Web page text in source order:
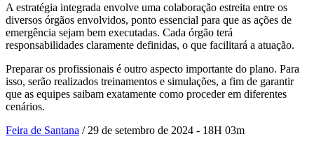
A estratégia integrada envolve uma colaboração estreita entre os
diversos órgãos envolvidos, ponto essencial para que as ações de
emergência sejam bem executadas. Cada órgão terá
responsabilidades claramente definidas, o que facilitará a atuação.
Preparar os profissionais é outro aspecto importante do plano. Para
isso, serão realizados treinamentos e simulações, a fim de garantir
que as equipes saibam exatamente como proceder em diferentes
cenários.
Feira de Santana / 29 de setembro de 2024 - 18H 03m